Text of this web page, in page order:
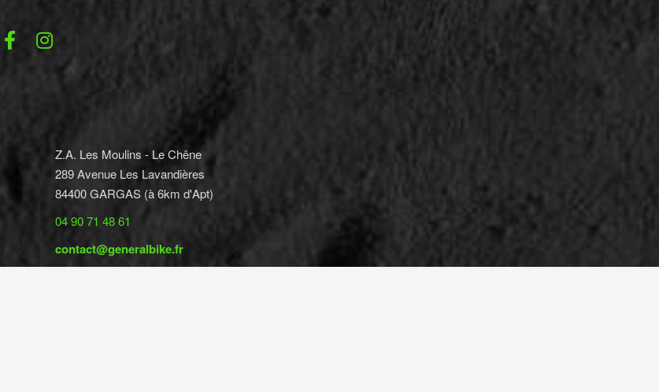
Z.A. Les Moulins - Le Chêne
289 Avenue Les Lavandières
84400 GARGAS (à 6km d'Apt)
04 90 71 48 61
contact@generalbike.fr